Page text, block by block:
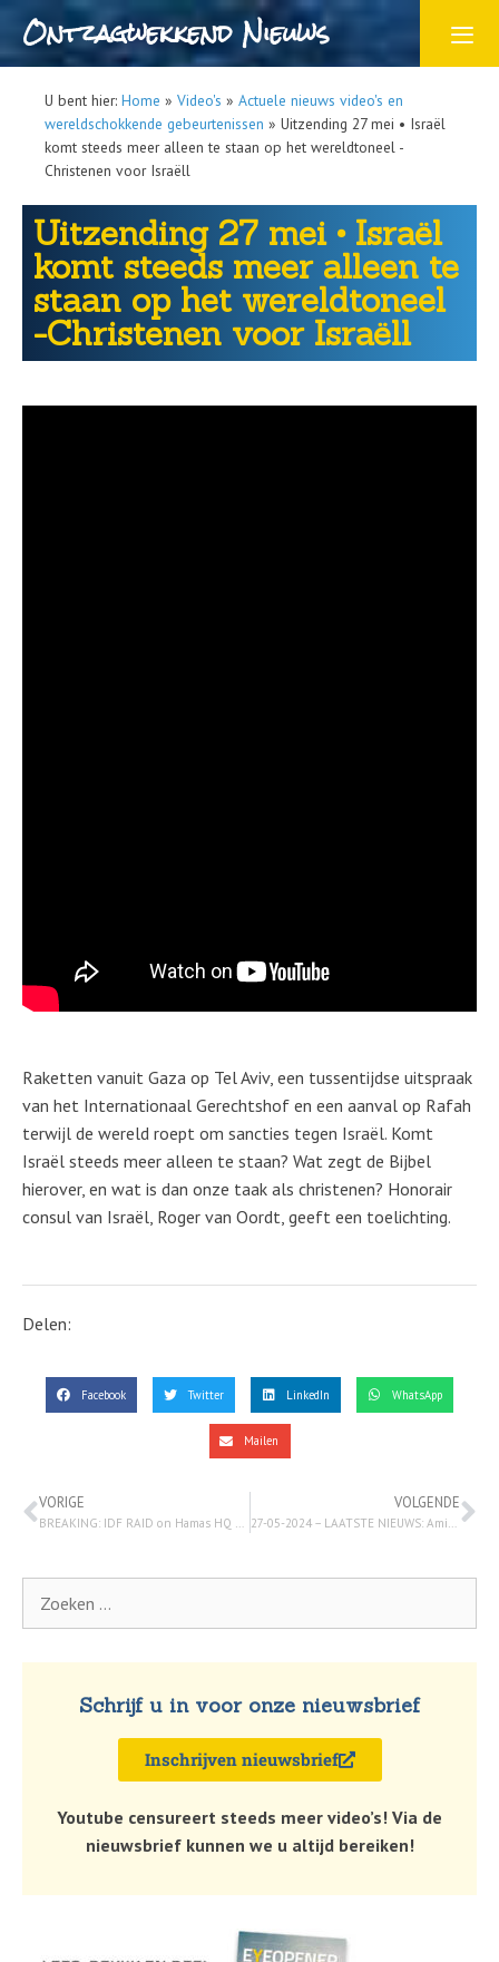
Ontzagwekkend Nieuws
U bent hier: Home » Video's » Actuele nieuws video's en
wereldschokkende gebeurtenissen » Uitzending 27 mei • Israël
komt steeds meer alleen te staan op het wereldtoneel -
Christenen voor Israëll
Uitzending 27 mei • Israël
komt steeds meer alleen te
staan op het wereldtoneel
-Christenen voor Israëll
Raketten vanuit Gaza op Tel Aviv, een tussentijdse uitspraak
van het Internationaal Gerechtshof en een aanval op Rafah
terwijl de wereld roept om sancties tegen Israël. Komt
Israël steeds meer alleen te staan? Wat zegt de Bijbel
hierover, en wat is dan onze taak als christenen? Honorair
consul van Israël, Roger van Oordt, geeft een toelichting.
Delen:
Facebook Twitter LinkedIn WhatsApp
Mailen
VORIGE
BREAKING: IDF RAID on Hamas HQ Results in MAJOR Terrorist Casualties | TBN Israel – 28 mei 2024
VOLGENDE
27-05-2024 – LAATSTE NIEUWS: Amir Tsarfati – Nederlands ondertiteld!
Schrijf u in voor onze nieuwsbrief
Inschrijven nieuwsbrief
Youtube censureert steeds meer video’s! Via de
nieuwsbrief kunnen we u altijd bereiken!